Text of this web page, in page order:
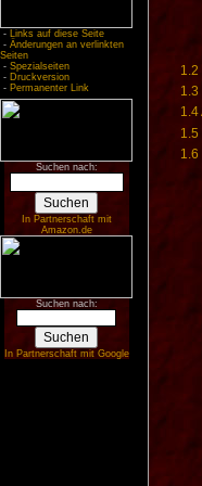
- Links auf diese Seite
- Änderungen an verlinkten
Seiten
- Spezialseiten
- Druckversion
- Permanenter Link
Suchen nach:
In Partnerschaft mit
Amazon.de
Suchen nach:
In Partnerschaft mit Google
1.2
1.3
1.4
1.5
1.6